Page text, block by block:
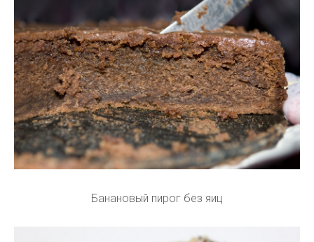
Банановый пирог без яиц